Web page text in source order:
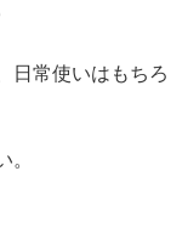
日常使いはもちろ